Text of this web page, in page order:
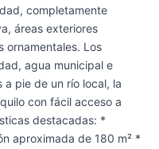
completamente
áreas exteriores
ornamentales. Los
agua municipal e
a pie de un río local, la
con fácil acceso a
destacadas: *
aproximada de 180 m² *